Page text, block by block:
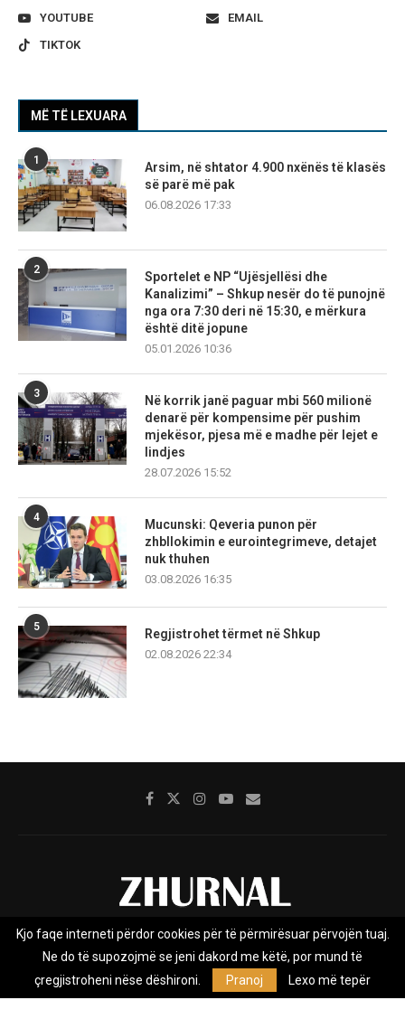
YOUTUBE
EMAIL
TIKTOK
MË TË LEXUARA
1
Arsim, në shtator 4.900 nxënës të klasës
së parë më pak
06.08.2026 17:33
2
Sportelet e NP “Ujësjellësi dhe
Kanalizimi” – Shkup nesër do të punojnë
nga ora 7:30 deri në 15:30, e mërkura
është ditë jopune
05.01.2026 10:36
3
Në korrik janë paguar mbi 560 milionë
denarë për kompensime për pushim
mjekësor, pjesa më e madhe për lejet e
lindjes
28.07.2026 15:52
4
Mucunski: Qeveria punon për
zhbllokimin e eurointegrimeve, detajet
nuk thuhen
03.08.2026 16:35
5
Regjistrohet tërmet në Shkup
02.08.2026 22:34
Rreth nesh Impresumi Marketing
Privacy Policy
Zhurnal.mk është Agjenci e Lajmeve e pavarur, e themeluar në vitin
Kjo faqe interneti përdor cookies për të përmirësuar përvojën tuaj.
Ne do të supozojmë se jeni dakord me këtë, por mund të
çregjistroheni nëse dëshironi.
Pranoj Lexo më tepër